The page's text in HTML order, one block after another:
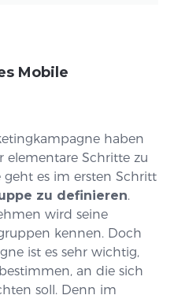
Mobile
haben
elementare Schritte zu
geht es im ersten Schritt
zu definieren.
wird seine
kennen. Doch
ist es sehr wichtig,
an die sich
soll. Denn im